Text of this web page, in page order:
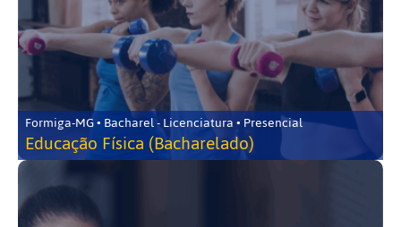
Formiga-MG • Bacharel - Licenciatura • Presencial
Educação Física (Bacharelado)